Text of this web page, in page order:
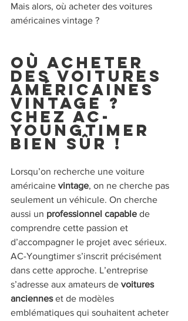
Mais alors, où acheter des voitures
américaines vintage ?
Où acheter
des voitures
américaines
vintage ?
Chez AC-
Youngtimer
bien sûr !
Lorsqu’on recherche une voiture
américaine vintage, on ne cherche pas
seulement un véhicule. On cherche
aussi un professionnel capable de
comprendre cette passion et
d’accompagner le projet avec sérieux.
AC-Youngtimer s’inscrit précisément
dans cette approche. L’entreprise
s’adresse aux amateurs de voitures
anciennes et de modèles
emblématiques qui souhaitent acheter